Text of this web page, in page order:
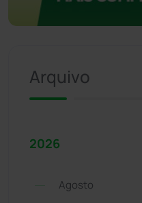
Arquivo
2026
Agosto